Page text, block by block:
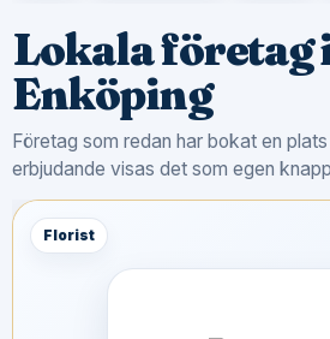
Lokala företag
Enköping
Företag som redan har bokat en
erbjudande visas det som egen
Florist